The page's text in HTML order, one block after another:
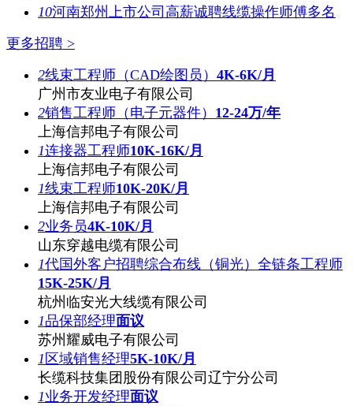
10河南郑州上市公司高薪诚聘线缆操作师傅多名
更多招聘 >
2线束工程师（CAD绘图员） 4K-6K/月
广州市友业电子有限公司
2销售工程师（电子元器件） 12-24万/年
上海信邦电子有限公司
1连接器工程师10K-16K/月
上海信邦电子有限公司
1线束工程师10K-20K/月
上海信邦电子有限公司
2业务员4K-10K/月
山东穿越电缆有限公司
1代国外客户招聘综合布线（铜光）全链条工程师
15K-25K/月
杭州临安光大线缆有限公司
1品保部经理面议
苏州耀威电子有限公司
1 区域销售经理5K-10K/月
长缆科技集团股份有限公司辽宁分公司
1业务开发经理面议